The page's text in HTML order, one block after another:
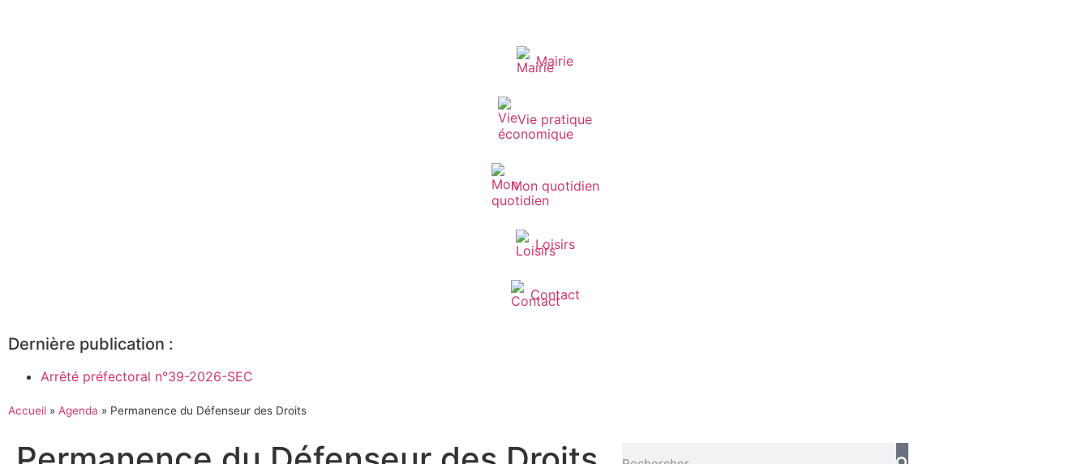
Mairie
Vie pratique
Mon quotidien
Loisirs
Contact
Dernière publication :
Arrêté préfectoral n°39-2026-SEC
Accueil » Agenda » Permanence du Défenseur des Droits